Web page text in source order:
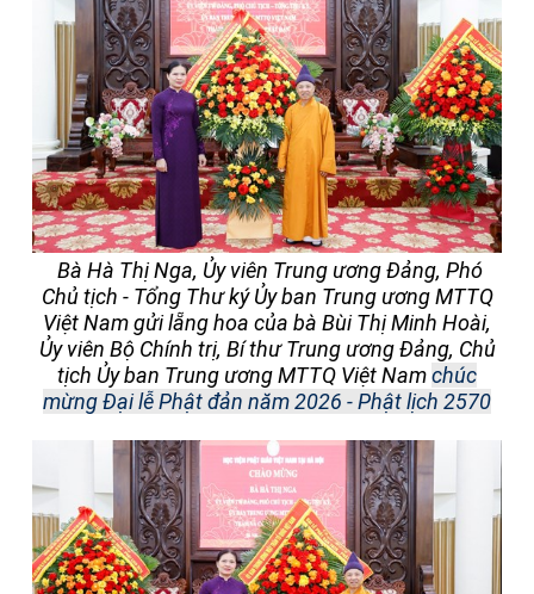
Bà Hà Thị Nga, Ủy viên Trung ương Đảng, Phó
Chủ tịch - Tổng Thư ký Ủy ban Trung ương MTTQ
Việt Nam gửi lẵng hoa của bà Bùi Thị Minh Hoài,
Ủy viên Bộ Chính trị, Bí thư Trung ương Đảng, Chủ
tịch Ủy ban Trung ương MTTQ Việt Namchúc
mừngĐại lễ Phật đản năm 2026 - Phật lịch 2570